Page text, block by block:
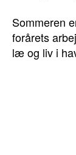
Sommeren
forårets
læ og liv i